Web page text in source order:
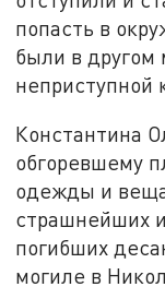
попасть в
были в другом
неприступной
Константина
обгоревшему
одежды и
страшнейших
погибших
могиле в